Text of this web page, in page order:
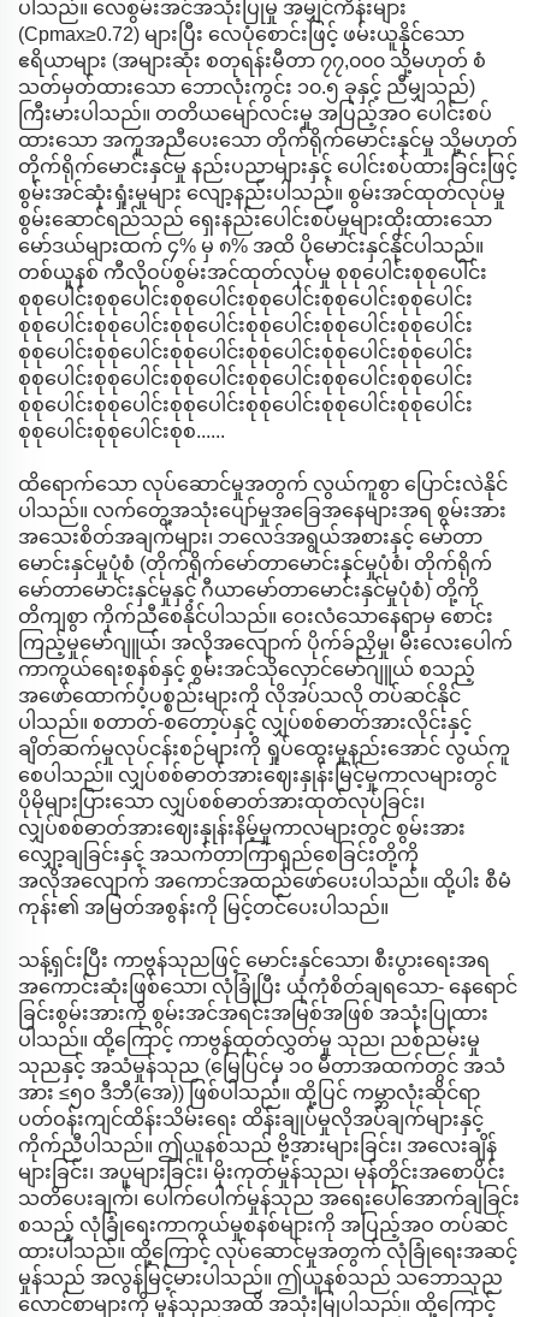
ပါသည်။ လေစွမ်းအင်အသုံးပြုမှု အမျှင်ကိန်းများ
(Cpmax≥0.72) များပြီး လေပုံစောင်းဖြင့် ဖမ်းယူနိုင်သော
ဧရိယာများ (အများဆုံး စတုရန်းမီတာ ၇၇,၀၀၀ သို့မဟုတ် စံ
သတ်မှတ်ထားသော ဘောလုံးကွင်း ၁၀.၅ ခုနှင့် ညီမျှသည်)
ကြီးမားပါသည်။ တတိယမျော်လင်းမှု အပြည့်အဝ ပေါင်းစပ်
ထားသော အကူအညီပေးသော တိုက်ရိုက်မောင်းနှင်မှု သို့မဟုတ်
တိုက်ရိုက်မောင်းနှင်မှု နည်းပညာများနှင့် ပေါင်းစပ်ထားခြင်းဖြင့်
စွမ်းအင်ဆုံးရှုံးမှုများ လျော့နည်းပါသည်။ စွမ်းအင်ထုတ်လုပ်မှု
စွမ်းဆောင်ရည်သည် ရှေးနည်းပေါင်းစပ်မှုများထိုးထားသော
မော်ဒယ်များထက် ၄% မှ ၈% အထိ ပိုမောင်းနှင်နိုင်ပါသည်။
တစ်ယူနစ် ကီလိုဝပ်စွမ်းအင်ထုတ်လုပ်မှု စုစုပေါင်းစုစုပေါင်း
စုစုပေါင်းစုစုပေါင်းစုစုပေါင်းစုစုပေါင်းစုစုပေါင်းစုစုပေါင်း
စုစုပေါင်းစုစုပေါင်းစုစုပေါင်းစုစုပေါင်းစုစုပေါင်းစုစုပေါင်း
စုစုပေါင်းစုစုပေါင်းစုစုပေါင်းစုစုပေါင်းစုစုပေါင်းစုစုပေါင်း
စုစုပေါင်းစုစုပေါင်းစုစုပေါင်းစုစုပေါင်းစုစုပေါင်းစုစုပေါင်း
စုစုပေါင်းစုစုပေါင်းစုစုပေါင်းစုစုပေါင်းစုစုပေါင်းစုစုပေါင်း
စုစုပေါင်းစုစုပေါင်းစုစ......
ထိရောက်သော လုပ်ဆောင်မှုအတွက် လွယ်ကူစွာ ပြောင်းလဲနိုင်
ပါသည်။ လက်တွေ့အသုံးပျော်မှုအခြေအနေများအရ စွမ်းအား
အသေးစိတ်အချက်များ၊ ဘလေဒ်အရွယ်အစားနှင့် မော်တာ
မောင်းနှင်မှုပုံစံ (တိုက်ရိုက်မော်တာမောင်းနှင်မှုပုံစံ၊ တိုက်ရိုက်
မော်တာမောင်းနှင်မှုနှင့် ဂီယာမော်တာမောင်းနှင်မှုပုံစံ) တို့ကို
တိကျစွာ ကိုက်ညီစေနိုင်ပါသည်။ ဝေးလံသောနေရာမှ စောင်း
ကြည့်မှုမော်ဂျူယ်၊ အလိုအလျောက် ပိုက်ခ်ညှိမှု၊ မီးလေးပေါက်
ကာကွယ်ရေးစနစ်နှင့် စွမ်းအင်သိုလှောင်မော်ဂျူယ် စသည့်
အဖော်ထောက်ပံ့ပစ္စည်းများကို လိုအပ်သလို တပ်ဆင်နိုင်
ပါသည်။ စတာတ်-စတော့ပ်နှင့် လျှပ်စစ်ဓာတ်အားလိုင်းနှင့်
ချိတ်ဆက်မှုလုပ်ငန်းစဉ်များကို ရှုပ်ထွေးမှုနည်းအောင် လွယ်ကူ
စေပါသည်။ လျှပ်စစ်ဓာတ်အားဈေးနှုန်းမြင့်မှုကာလများတွင်
ပိုမိုများပြားသော လျှပ်စစ်ဓာတ်အားထုတ်လုပ်ခြင်း၊
လျှပ်စစ်ဓာတ်အားဈေးနှုန်းနိမ့်မှုကာလများတွင် စွမ်းအား
လျှော့ချခြင်းနှင့် အသက်တာကြာရှည်စေခြင်းတို့ကို
အလိုအလျောက် အကောင်အထည်ဖော်ပေးပါသည်။ ထို့ပါး စီမံ
ကုန်း၏ အမြတ်အစွန်းကို မြင့်တင်ပေးပါသည်။
သန့်ရှင်းပြီး ကာဗွန်သုညဖြင့် မောင်းနှင်သော၊ စီးပွားရေးအရ
အကောင်းဆုံးဖြစ်သော၊ လုံခြုံပြီး ယုံကုံစိတ်ချရသော- နေရောင်
ခြင်းစွမ်းအားကို စွမ်းအင်အရင်းအမြစ်အဖြစ် အသုံးပြုထား
ပါသည်။ ထို့ကြောင့် ကာဗွန်ထုတ်လွှတ်မှု သုည၊ ညစ်ညမ်းမှု
သုညနှင့် အသံမှုန်သုည (မြေပြင်မှ ၁၀ မီတာအထက်တွင် အသံ
အား ≤၅၀ ဒီဘီ(အေ)) ဖြစ်ပါသည်။ ထို့ပြင် ကမ္ဘာလုံးဆိုင်ရာ
ပတ်ဝန်းကျင်ထိန်းသိမ်းရေး ထိန်းချုပ်မှုလိုအပ်ချက်များနှင့်
ကိုက်ညီပါသည်။ ဤယူနစ်သည် ဗို့အားများခြင်း၊ အလေးချိန်
များခြင်း၊ အပူများခြင်း၊ မိုးကုတ်မှုန်သုည၊ မုန်တိုင်းအစောပိုင်း
သတိပေးချက်၊ ပေါက်ပေါက်မှုန်သုည အရေးပေါ်အောက်ချခြင်း
စသည့် လုံခြုံရေးကာကွယ်မှုစနစ်များကို အပြည့်အဝ တပ်ဆင်
ထားပါသည်။ ထို့ကြောင့် လုပ်ဆောင်မှုအတွက် လုံခြုံရေးအဆင့်
မှုန်သည် အလွန်မြင့်မားပါသည်။ ဤယူနစ်သည် သဘောသုည
လောင်စာများကို မှုန်သုညအထိ အသုံးမြုပါသည်။ ထို့ကြောင့်